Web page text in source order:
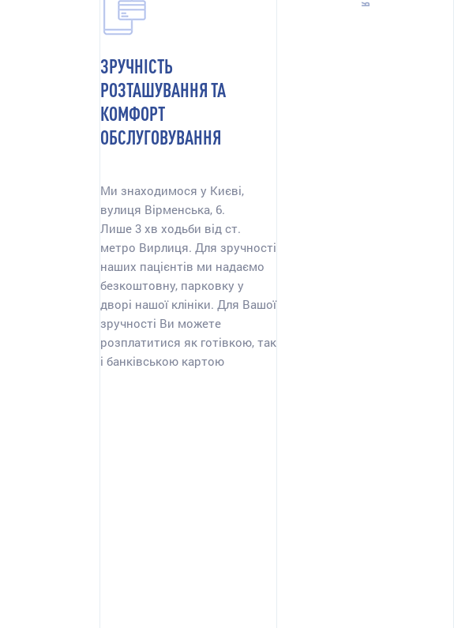
ЗРУЧНІСТЬ
РОЗТАШУВАННЯ ТА
КОМФОРТ
ОБСЛУГОВУВАННЯ
Ми знаходимося у Києві,
вулиця Вірменська, 6.
Лише 3 хв ходьби від ст.
метро Вирлиця. Для зручності
наших пацієнтів ми надаємо
безкоштовну, парковку у
дворі нашої клініки. Для Вашої
зручності Ви можете
розплатитися як готівкою, так
і банківською картою